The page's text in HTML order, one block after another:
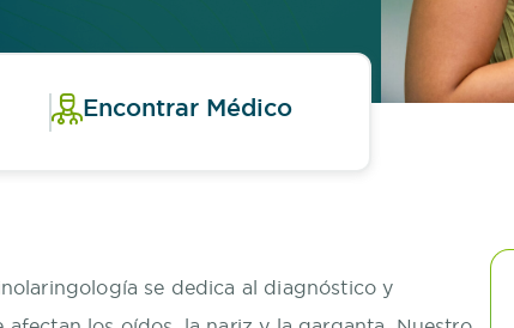
Encontrar Médico
se dedica al diagnóstico y